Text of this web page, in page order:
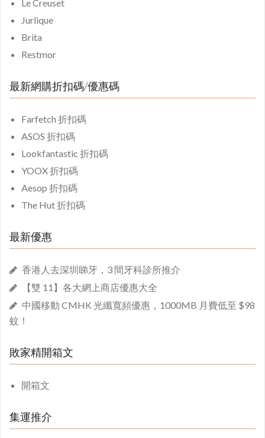
Le Creuset
Jurlique
Brita
Restmor
最新網購折扣碼/優惠碼
Farfetch 折扣碼
ASOS 折扣碼
Lookfantastic 折扣碼
YOOX 折扣碼
Aesop 折扣碼
The Hut 折扣碼
最新優惠
香港人去深圳睇牙，3 間牙科診所推介
【雙 11】各大網上商店優惠大全
中國移動 CMHK 光纖寬頻優惠，1000MB 月費低至 $98
蚊！
敗家精開箱文
開箱文
集運推介